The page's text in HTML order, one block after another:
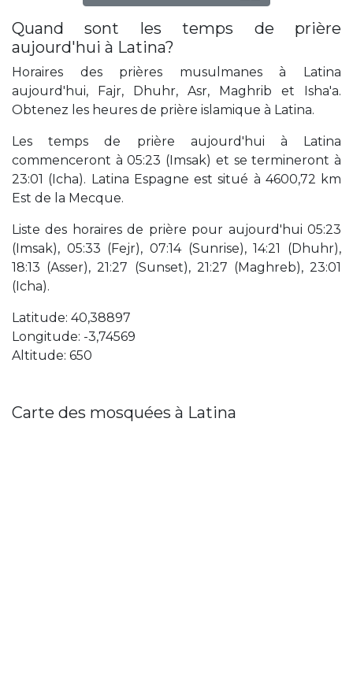
Quand sont les temps de prière
aujourd'hui à Latina?
Horaires des prières musulmanes à Latina
aujourd'hui, Fajr, Dhuhr, Asr, Maghrib et Isha'a.
Obtenez les heures de prière islamique à Latina.
Les temps de prière aujourd'hui à Latina
commenceront à 05:23 (Imsak) et se termineront à
23:01 (Icha). Latina Espagne est situé à 4600,72 km
Est de la Mecque.
Liste des horaires de prière pour aujourd'hui 05:23
(Imsak), 05:33 (Fejr), 07:14 (Sunrise), 14:21 (Dhuhr),
18:13 (Asser), 21:27 (Sunset), 21:27 (Maghreb), 23:01
(Icha).
Latitude: 40,38897
Longitude: -3,74569
Altitude: 650
Carte des mosquées à Latina